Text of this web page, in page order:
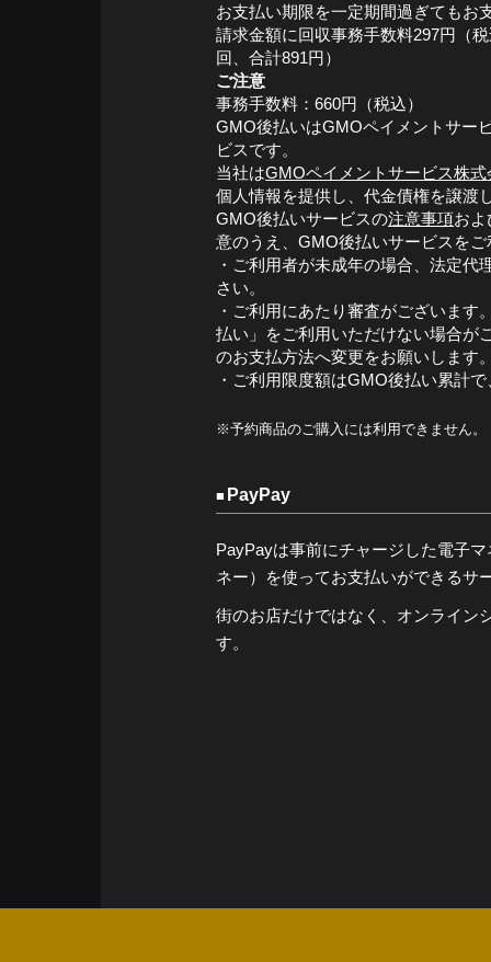
お支払い期限を一定期間過ぎてもお
請求金額に回収事務手数料297円（
回、合計891円）
ご注意
事務手数料：660円（税込）
GMO後払いはGMOペイメントサー
ビスです。
当社はGMOペイメントサービス株式
個人情報を提供し、代金債権を譲渡
GMO後払いサービスの注意事項およ
意のうえ、GMO後払いサービスを
・ご利用者が未成年の場合、法定代
さい。
・ご利用にあたり審査がございま
払い」をご利用いただけない場合が
のお支払方法へ変更をお願いします
・ご利用限度額はGMO後払い累計
※予約商品のご購入には利用できません。
PayPay
PayPayは事前にチャージした電子
ネー）を使ってお支払いができるサ
街のお店だけではなく、オンライン
す。